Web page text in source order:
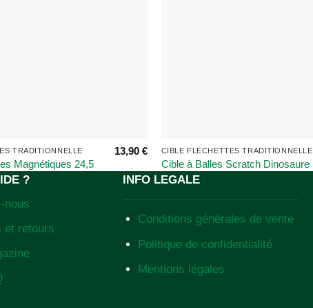
TRADITIONNELLE
Magnétiques 24,5
Sécurisées
13,90€ CIBLE FLÉCHETTES TRADITIONNELLE
Cible à Balles Scratch Dinosaure
Jaune Montessori – Grande Taille
?
nous
et retours
INFO LEGALE
Conditions générales de vente
Politique de confidentialité
Mentions légales